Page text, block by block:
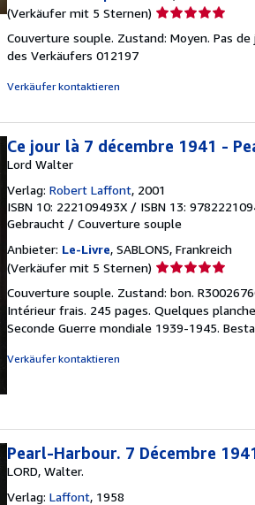
(Verkäufer mit 5 Sternen)
von
Couverture souple. Zustand: Moyen. Pas de
des Verkäufers 012197
Verkäufer kontaktieren
Ce jour là 7 décembre 1941 -
Lord Walter
Verlag: Robert Laffont, 2001
ISBN 10: 222109493X / ISBN 13:
Gebraucht / Couverture souple
Anbieter: Le-Livre, SABLONS, Frankreich
(Verkäufer mit 5 Sternen)
von
5
Sternen
Couverture souple. Zustand: bon.
Intérieur frais. 245 pages. Quelques
Seconde Guerre mondiale 1939-1945.
Verkäufer kontaktieren
Pearl-Harbour. 7 Décembre
LORD, Walter.
Verlag: Laffont, 1958